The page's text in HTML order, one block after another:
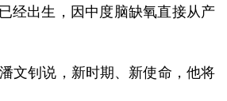
经出生，因中度脑缺氧直接从产
文钊说，新时期、新使命，他将